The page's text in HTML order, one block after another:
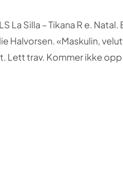
La Silla – Tikana R e. Natal.
Halvorsen. «Maskulin,
Lett trav. Kommer ikke opp